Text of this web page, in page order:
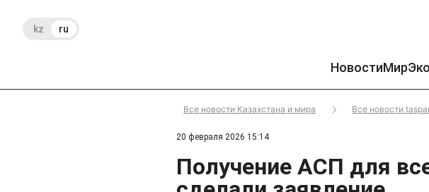
kz ru
НовостиМир
Все новости Казахстана и мира Все новости
20 февраля 2026 15:14
Получение АСП для